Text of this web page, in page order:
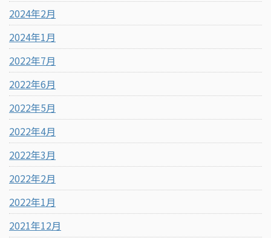
2024年2月
2024年1月
2022年7月
2022年6月
2022年5月
2022年4月
2022年3月
2022年2月
2022年1月
2021年12月